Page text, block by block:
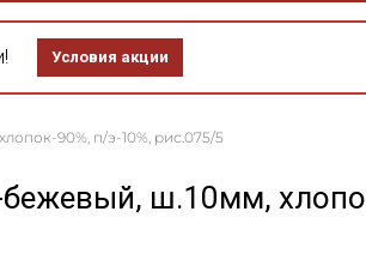
Условия акции
90%, п/э-10%, рис.075/5
ш.10мм,